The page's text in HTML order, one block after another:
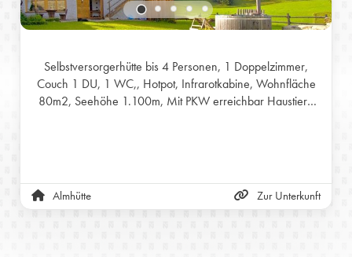
Selbstversorgerhütte bis 4 Personen, 1 Doppelzimmer,
Couch 1 DU, 1 WC,, Hotpot, Infrarotkabine, Wohnfläche
80m2, Seehöhe 1.100m, Mit PKW erreichbar Haustiere
Almhütte Zur Unterkunft